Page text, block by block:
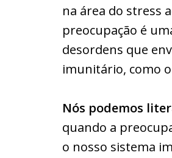
na área do stress
preocupação é
desordens que
imunitário, como
Nós podemos
quando a
o nosso sistema